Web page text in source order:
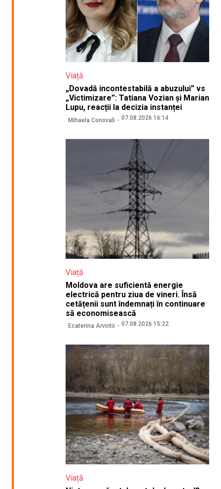
Viață
„Dovadă incontestabilă a abuzului” vs
„Victimizare”: Tatiana Vozian și Marian
Lupu, reacții la decizia instanței
Mihaela Conovali 07.08.2026 16:14
Viață
Moldova are suficientă energie
electrică pentru ziua de vineri. Însă
cetățenii sunt îndemnați în continuare
să economisească
Ecaterina Arvintii 07.08.2026 15:22
Viață